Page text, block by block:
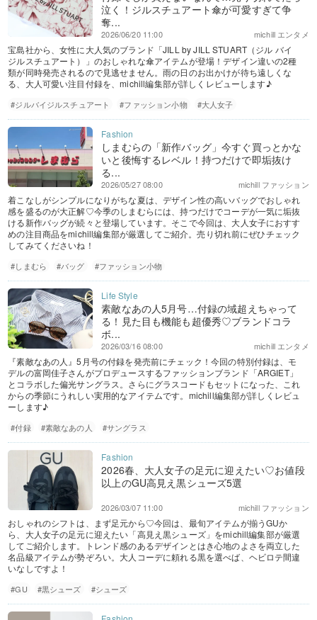
泣く！ジルスチュアート傘が可愛すぎて争
奪...
michill エンタメ
2026/06/20 11:00
宝島社から、女性に大人気のブランド「JILL by JILL STUART（ジル バイ
ジルスチュアート）」のおしゃれな傘アイテムが登場！デザイン違いの2種
類が同時発売されるので見逃せません。雨の日のお出かけが待ち遠しくな
る、大人可愛い注目付録を、michill編集部が詳しくレビューします♪
#ジルバイジルスチュアート #ファッション小物 #大人女子
しまむらの「新作バッグ」今すぐ買っとかな
いと後悔するレベル！持つだけで即垢抜け
る...
michill ファッション
2026/05/27 08:00
着こなしがシンプルになりがちな夏は、デザイン性の高いバッグでおしゃれ
感を盛るのが大正解♡今季のしまむらには、持つだけでコーデが一気に垢抜
ける新作バッグが続々と登場しています。そこで今回は、大人女子におすす
めの注目商品をmichill編集部が厳選してご紹介。売り切れ前にぜひチェック
してみてくださいね！
#しまむら #バッグ #ファッション小物
素敵なあの人5月号…付録の域超えちゃって
る！見た目も機能も超優秀♡ブランドコラ
ボ...
michill エンタメ
2026/03/16 08:00
『素敵なあの人』5月号の付録を発売前にチェック！今回の特別付録は、モ
デルの富岡佳子さんがプロデュースするファッションブランド「ARGIET」
とコラボした偏光サングラス。さらにグラスコードもセットになった、これ
からの季節にうれしい実用的なアイテムです。michill編集部が詳しくレビュ
ーします♪
#付録 #素敵なあの人 #サングラス
2026春、大人女子の足元に迎えたい♡お値段
以上のGU高見え黒シューズ5選
michill ファッション
2026/03/07 11:00
おしゃれのシフトは、まず足元から♡今回は、最旬アイテムが揃うGUか
ら、大人女子の足元に迎えたい「高見え黒シューズ」をmichill編集部が厳選
してご紹介します。トレンド感のあるデザインとはき心地のよさを両立した
名品級アイテムが勢ぞろい。大人コーデに頼れる黒を選べば、ヘビロテ間違
いなしですよ！
#GU #黒シューズ #シューズ